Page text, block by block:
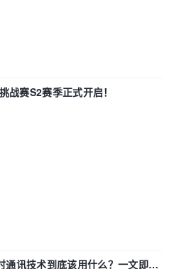
战赛S2赛季正式开启！
讯技术到底该用什么？一文即